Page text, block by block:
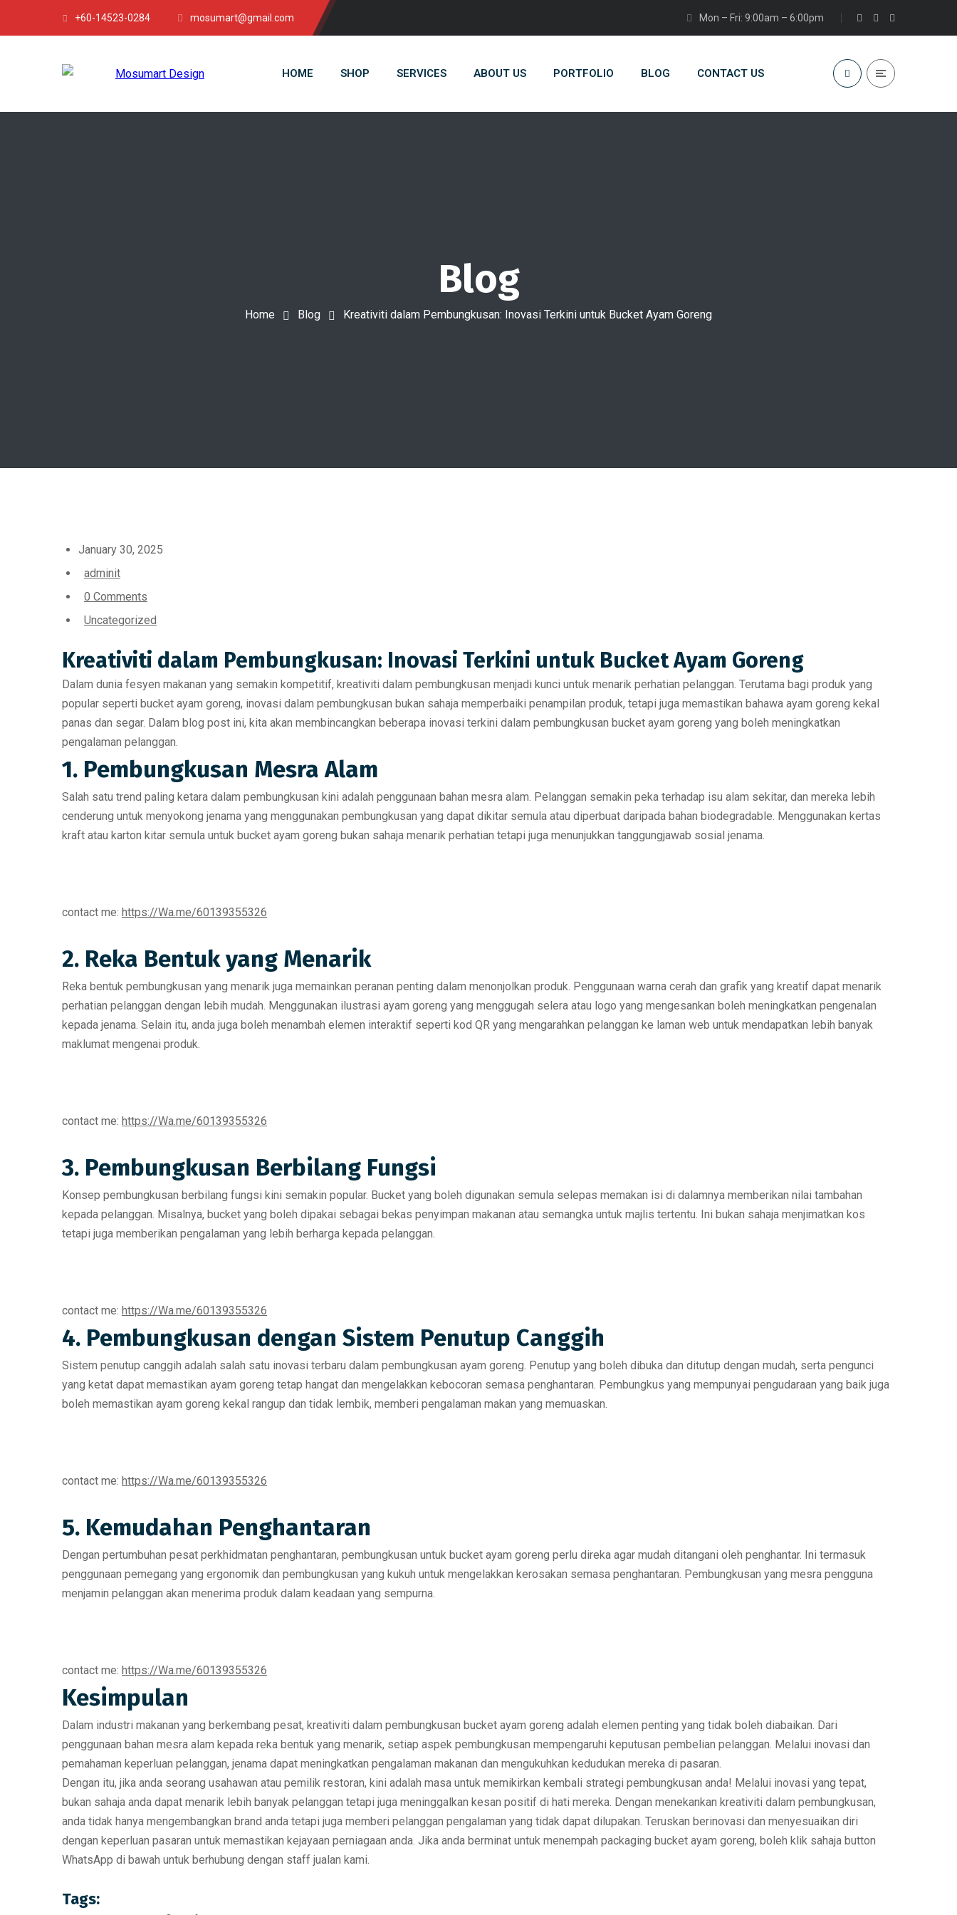
+60-14523-0284 mosumart@gmail.com Mon – Fri: 9:00am – 6:00pm
HOME SHOP SERVICES ABOUT US PORTFOLIO BLOG CONTACT US
Blog
Home Blog Kreativiti dalam Pembungkusan: Inovasi Terkini untuk Bucket Ayam Goreng
January 30, 2025
adminit
0 Comments
Uncategorized
Kreativiti dalam Pembungkusan: Inovasi Terkini untuk Bucket Ayam Goreng
Dalam dunia fesyen makanan yang semakin kompetitif, kreativiti dalam pembungkusan menjadi kunci untuk menarik perhatian pelanggan. Terutama bagi produk yang
popular seperti bucket ayam goreng, inovasi dalam pembungkusan bukan sahaja memperbaiki penampilan produk, tetapi juga memastikan bahawa ayam goreng kekal
panas dan segar. Dalam blog post ini, kita akan membincangkan beberapa inovasi terkini dalam pembungkusan bucket ayam goreng yang boleh meningkatkan
pengalaman pelanggan.
1. Pembungkusan Mesra Alam
Salah satu trend paling ketara dalam pembungkusan kini adalah penggunaan bahan mesra alam. Pelanggan semakin peka terhadap isu alam sekitar, dan mereka lebih
cenderung untuk menyokong jenama yang menggunakan pembungkusan yang dapat dikitar semula atau diperbuat daripada bahan biodegradable. Menggunakan kertas
kraft atau karton kitar semula untuk bucket ayam goreng bukan sahaja menarik perhatian tetapi juga menunjukkan tanggungjawab sosial jenama.
contact me: https://Wa.me/60139355326
2. Reka Bentuk yang Menarik
Reka bentuk pembungkusan yang menarik juga memainkan peranan penting dalam menonjolkan produk. Penggunaan warna cerah dan grafik yang kreatif dapat menarik
perhatian pelanggan dengan lebih mudah. Menggunakan ilustrasi ayam goreng yang menggugah selera atau logo yang mengesankan boleh meningkatkan pengenalan
kepada jenama. Selain itu, anda juga boleh menambah elemen interaktif seperti kod QR yang mengarahkan pelanggan ke laman web untuk mendapatkan lebih banyak
maklumat mengenai produk.
contact me: https://Wa.me/60139355326
3. Pembungkusan Berbilang Fungsi
Konsep pembungkusan berbilang fungsi kini semakin popular. Bucket yang boleh digunakan semula selepas memakan isi di dalamnya memberikan nilai tambahan
kepada pelanggan. Misalnya, bucket yang boleh dipakai sebagai bekas penyimpan makanan atau semangka untuk majlis tertentu. Ini bukan sahaja menjimatkan kos
tetapi juga memberikan pengalaman yang lebih berharga kepada pelanggan.
contact me: https://Wa.me/60139355326
4. Pembungkusan dengan Sistem Penutup Canggih
Sistem penutup canggih adalah salah satu inovasi terbaru dalam pembungkusan ayam goreng. Penutup yang boleh dibuka dan ditutup dengan mudah, serta pengunci
yang ketat dapat memastikan ayam goreng tetap hangat dan mengelakkan kebocoran semasa penghantaran. Pembungkus yang mempunyai pengudaraan yang baik juga
boleh memastikan ayam goreng kekal rangup dan tidak lembik, memberi pengalaman makan yang memuaskan.
contact me: https://Wa.me/60139355326
5. Kemudahan Penghantaran
Dengan pertumbuhan pesat perkhidmatan penghantaran, pembungkusan untuk bucket ayam goreng perlu direka agar mudah ditangani oleh penghantar. Ini termasuk
penggunaan pemegang yang ergonomik dan pembungkusan yang kukuh untuk mengelakkan kerosakan semasa penghantaran. Pembungkusan yang mesra pengguna
menjamin pelanggan akan menerima produk dalam keadaan yang sempurna.
contact me: https://Wa.me/60139355326
Kesimpulan
Dalam industri makanan yang berkembang pesat, kreativiti dalam pembungkusan bucket ayam goreng adalah elemen penting yang tidak boleh diabaikan. Dari
penggunaan bahan mesra alam kepada reka bentuk yang menarik, setiap aspek pembungkusan mempengaruhi keputusan pembelian pelanggan. Melalui inovasi dan
pemahaman keperluan pelanggan, jenama dapat meningkatkan pengalaman makanan dan mengukuhkan kedudukan mereka di pasaran.
Dengan itu, jika anda seorang usahawan atau pemilik restoran, kini adalah masa untuk memikirkan kembali strategi pembungkusan anda! Melalui inovasi yang tepat,
bukan sahaja anda dapat menarik lebih banyak pelanggan tetapi juga meninggalkan kesan positif di hati mereka. Dengan menekankan kreativiti dalam pembungkusan,
anda tidak hanya mengembangkan brand anda tetapi juga memberi pelanggan pengalaman yang tidak dapat dilupakan. Teruskan berinovasi dan menyesuaikan diri
dengan keperluan pasaran untuk memastikan kejayaan perniagaan anda. Jika anda berminat untuk menempah packaging bucket ayam goreng, boleh klik sahaja button
WhatsApp di bawah untuk berhubung dengan staff jualan kami.
Tags: